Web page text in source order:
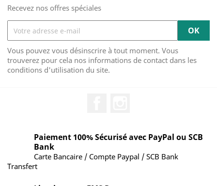
Recevez nos offres spéciales
Vous pouvez vous désinscrire à tout moment. Vous
trouverez pour cela nos informations de contact dans les
conditions d'utilisation du site.
Paiement 100% Sécurisé avec PayPal ou SCB
Bank
Carte Bancaire / Compte Paypal / SCB Bank
Transfert